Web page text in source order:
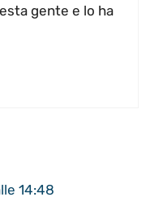
gente e lo ha
14:48